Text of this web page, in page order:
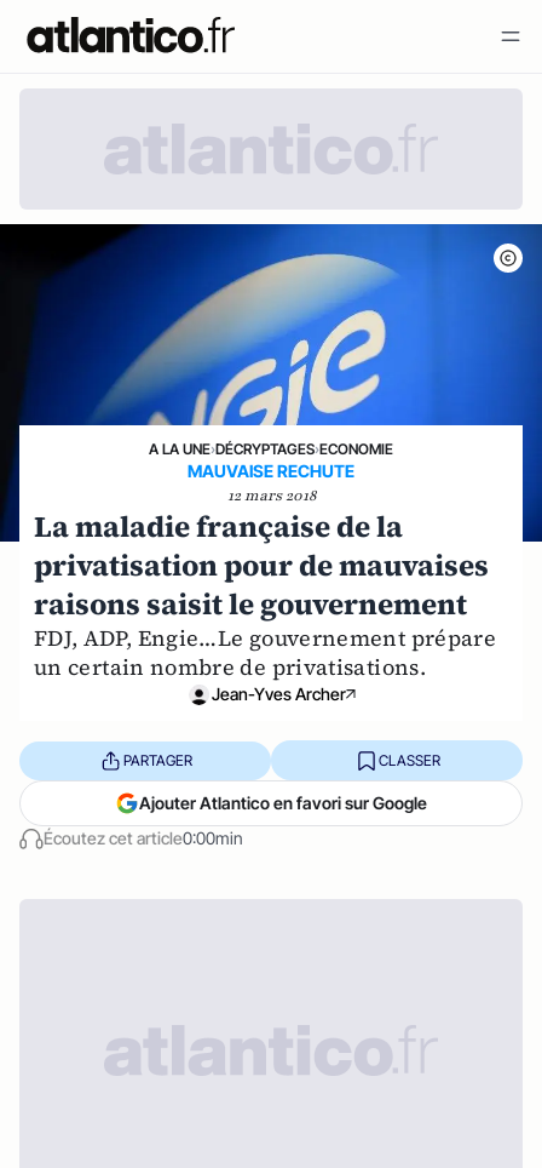
A LA UNE›DÉCRYPTAGES›ECONOMIE
MAUVAISE RECHUTE
12 mars 2018
La maladie française de la
privatisation pour de mauvaises
raisons saisit le gouvernement
FDJ, ADP, Engie…Le gouvernement prépare
un certain nombre de privatisations.
Jean-Yves Archer
Écoutez cet article0:00min
PARTAGER CLASSER
Ajouter Atlantico en favori sur Google